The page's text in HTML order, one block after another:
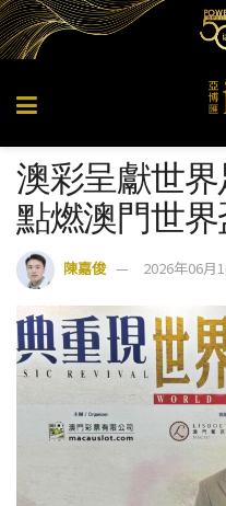
澳彩呈獻世
點燃澳門世
陳嘉俊 2026年06月